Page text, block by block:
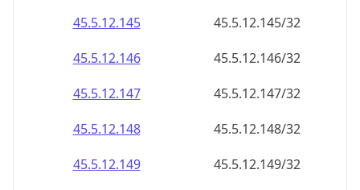
45.5.12.145
45.5.12.145/32
45.5.12.146
45.5.12.146/32
45.5.12.147
45.5.12.147/32
45.5.12.148
45.5.12.148/32
45.5.12.149
45.5.12.149/32